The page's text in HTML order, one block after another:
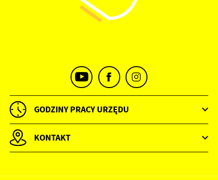
GODZINY PRACY URZĘDU
KONTAKT